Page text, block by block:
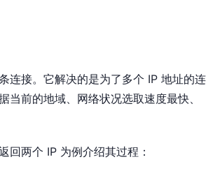
连接。它解决的是为了多个 IP 地址的连
当前的地域、网络状况选取速度最快、
回两个 IP 为例介绍其过程：